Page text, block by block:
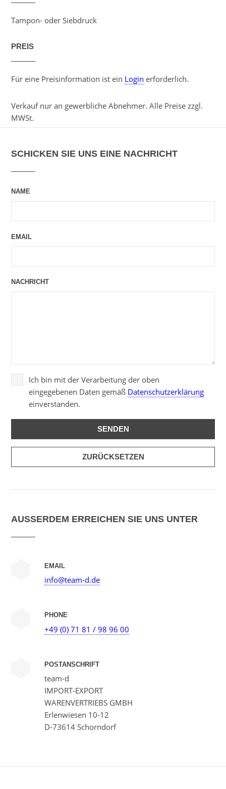
Tampon- oder Siebdruck
PREIS
Für eine Preisinformation ist ein Login erforderlich.
Verkauf nur an gewerbliche Abnehmer. Alle Preise zzgl.
MWSt.
SCHICKEN SIE UNS EINE NACHRICHT
NAME
EMAIL
NACHRICHT
Ich bin mit der Verarbeitung der oben
eingegebenen Daten gemäß Datenschutzerklärung
einverstanden.
AUSSERDEM ERREICHEN SIE UNS UNTER
EMAIL
info@team-d.de
PHONE
+49 (0) 71 81 / 98 96 00
POSTANSCHRIFT
team-d
IMPORT-EXPORT
WARENVERTRIEBS GMBH
Erlenwiesen 10-12
D-73614 Schorndorf